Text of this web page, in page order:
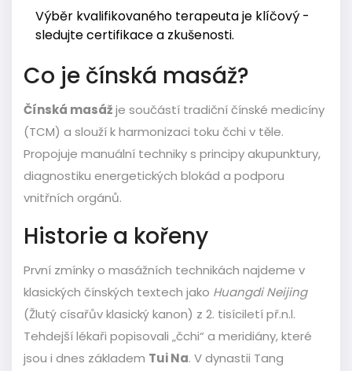
Výběr kvalifikovaného terapeuta je klíčový -
sledujte certifikace a zkušenosti.
Co je čínská masáž?
Čínská masážje součástí tradiční čínské medicíny
(TCM) a slouží k harmonizaci toku čchi v těle.
Propojuje manuální techniky s principy akupunktury,
diagnostiku energetických blokád a podporu
vnitřních orgánů.
Historie a kořeny
První zmínky o masážních technikách najdeme v
klasických čínských textech jako Huangdi Neijing
(Žlutý císařův klasický kanon) z 2. tisíciletí př.n.l.
Tehdejší lékaři popisovali „čchi“ a meridiány, které
jsou i dnes základem Tui Na. V dynastii Tang